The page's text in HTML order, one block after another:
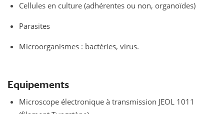
Cellules en culture (adhérentes ou non, organoïdes)
Parasites
Microorganismes : bactéries, virus.
Equipements
Microscope électronique à transmission JEOL 1011